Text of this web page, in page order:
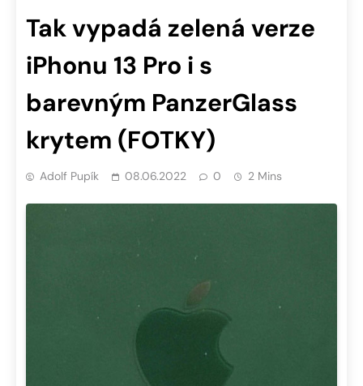
Tak vypadá zelená verze
iPhonu 13 Pro i s
barevným PanzerGlass
krytem (FOTKY)
Adolf Pupík 08.06.2022 0 2 Mins